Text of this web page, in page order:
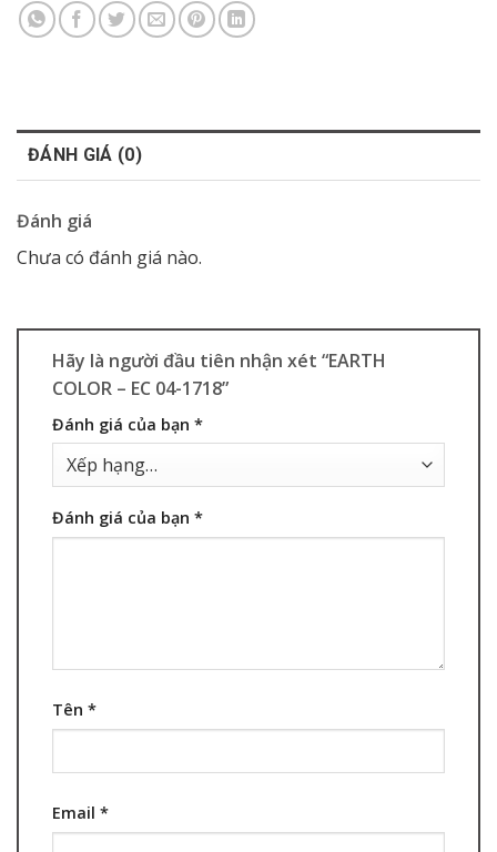
ĐÁNH GIÁ (0)
Đánh giá
Chưa có đánh giá nào.
Hãy là người đầu tiên nhận xét “EARTH
COLOR – EC 04-1718”
Đánh giá của bạn *
Đánh giá của bạn *
Tên *
Email *